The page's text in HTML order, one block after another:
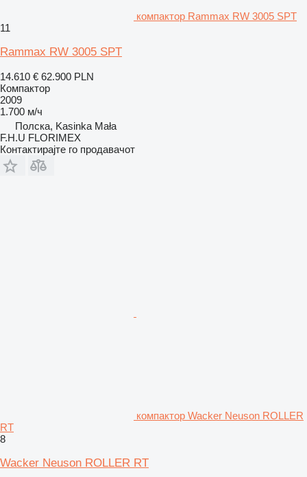
компактор Rammax RW 3005 SPT
11
Rammax RW 3005 SPT
14.610 € 62.900 PLN
Компактор
2009
1.700 м/ч
Полска, Kasinka Mała
F.H.U FLORIMEX
Контактирајте го продавачот
компактор Wacker Neuson ROLLER
RT
8
Wacker Neuson ROLLER RT